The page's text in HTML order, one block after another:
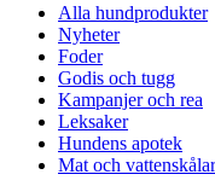
Alla hundprodukter
Nyheter
Foder
Godis och tugg
Kampanjer och rea
Leksaker
Hundens apotek
Mat och vattenskålar